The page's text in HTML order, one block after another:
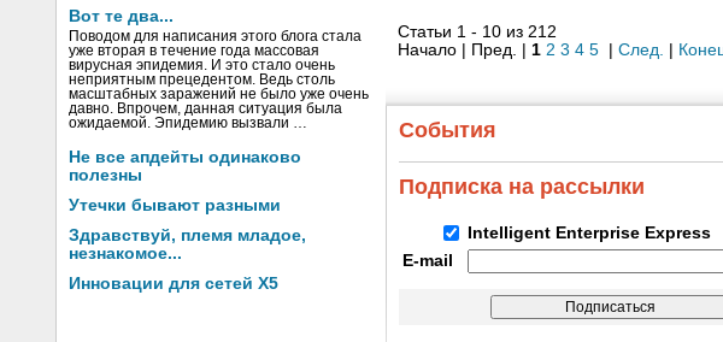
Вот те два...
Поводом для написания этого блога стала
уже вторая в течение года массовая
вирусная эпидемия. И это стало очень
неприятным прецедентом. Ведь столь
масштабных заражений не было уже очень
давно. Впрочем, данная ситуация была
ожидаемой. Эпидемию вызвали …
Не все апдейты одинаково
полезны
Утечки бывают разными
Здравствуй, племя младое,
незнакомое...
Инновации для сетей X5
Статьи 1 - 10 из 212
Начало | Пред. | 1 2 3 4 5 | След. |
События
Подписка на рассылки
Intelligent Enterprise Express
E-mail